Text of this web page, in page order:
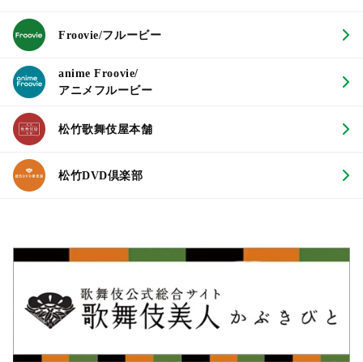
Froovie/フルービー
anime Froovie/
アニメフルービー
松竹歌舞伎屋本舗
松竹DVD倶楽部